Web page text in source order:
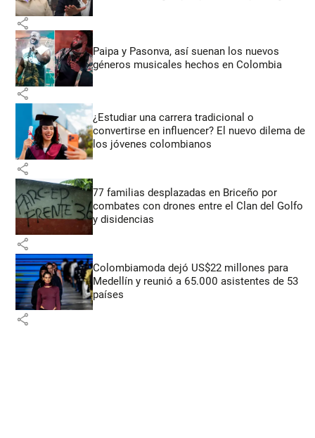
share
Paipa y Pasonva, así suenan los nuevos
géneros musicales hechos en Colombia
share
¿Estudiar una carrera tradicional o
convertirse en influencer? El nuevo dilema de
los jóvenes colombianos
share
77 familias desplazadas en Briceño por
combates con drones entre el Clan del Golfo
y disidencias
share
Colombiamoda dejó US$22 millones para
Medellín y reunió a 65.000 asistentes de 53
países
share